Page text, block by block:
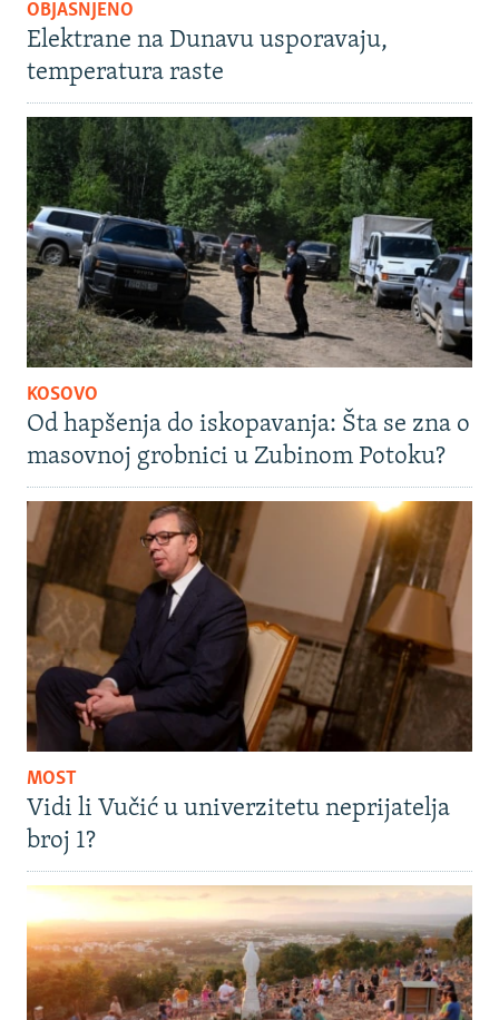
OBJAŠNJENO
Elektrane na Dunavu usporavaju,
temperatura raste
KOSOVO
Od hapšenja do iskopavanja: Šta se zna o
masovnoj grobnici u Zubinom Potoku?
MOST
Vidi li Vučić u univerzitetu neprijatelja
broj 1?